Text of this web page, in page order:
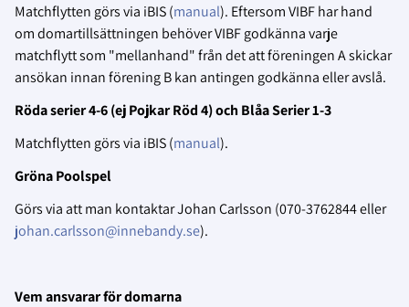
Matchflytten görs via iBIS (manual). Eftersom VIBF har hand
om domartillsättningen behöver VIBF godkänna varje
matchflytt som "mellanhand" från det att föreningen A skickar
ansökan innan förening B kan antingen godkänna eller avslå.
Röda serier 4-6 (ej Pojkar Röd 4) och Blåa Serier 1-3
Matchflytten görs via iBIS (manual).
Gröna Poolspel
Görs via att man kontaktar Johan Carlsson (070-3762844 eller
johan.carlsson@innebandy.se).
Vem ansvarar för domarna